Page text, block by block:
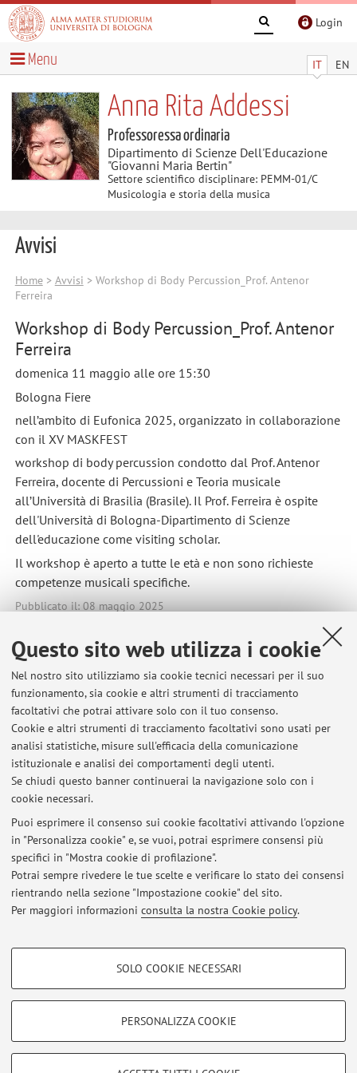
Questo sito web utilizza i cookie
Nel nostro sito utilizziamo sia cookie tecnici necessari per il suo
funzionamento, sia cookie e altri strumenti di tracciamento
facoltativi che potrai attivare solo con il tuo consenso.
Cookie e altri strumenti di tracciamento facoltativi sono usati per
analisi statistiche, misure sull'efficacia della comunicazione
istituzionale e analisi dei comportamenti degli utenti.
Se chiudi questo banner continuerai la navigazione solo con i
cookie necessari.
Puoi esprimere il consenso sui cookie facoltativi attivando l'opzione
in "Personalizza cookie" e, se vuoi, potrai esprimere consensi più
specifici in "Mostra cookie di profilazione".
Potrai sempre rivedere le tue scelte e verificare lo stato dei consensi
rientrando nella sezione "Impostazione cookie" del sito.
Per maggiori informazioni consulta la nostra Cookie policy.
COOKIE DI PROFILAZIONE - FACOLTATIVI
SOLO COOKIE NECESSARI
PERSONALIZZA COOKIE
Login
IT EN
Menu
Anna Rita Addessi
Professoressa ordinaria
Dipartimento di Scienze Dell'Educazione
"Giovanni Maria Bertin"
Settore scientifico disciplinare: PEMM-01/C
Musicologia e storia della musica
Avvisi
Home> Avvisi > Workshop di Body Percussion_Prof. Antenor
Ferreira
Workshop di Body Percussion_Prof. Antenor
Ferreira
domenica 11 maggio alle ore 15:30
Bologna Fiere
nell’ambito di Eufonica 2025, organizzato in collaborazione
con il XV MASKFEST
workshop di body percussion condotto dal Prof. Antenor
Ferreira, docente di Percussioni e Teoria musicale
all’Università di Brasilia (Brasile). Il Prof. Ferreira è ospite
dell'Università di Bologna-Dipartimento di Scienze
dell'educazione come visiting scholar.
Il workshop è aperto a tutte le età e non sono richieste
competenze musicali specifiche.
Pubblicato il: 08 maggio 2025
Ultimi avvisi
Innovating University Curricula in Music and the Arts: Support for
Teachers, Educators, and Learners
Pubblicato il: 07 luglio 2026
Le condotte musicali. Anna Rita Addessi in dialogo con François
Delalande
Pubblicato il: 18 maggio 2026
La creatività nei processi di trasformazione dei contesti educativi: 16
maggio 2026
Pubblicato il: 29 aprile 2026
Area riservata
Accedi tramiteloginper gestire tutti i contenuti del sito.